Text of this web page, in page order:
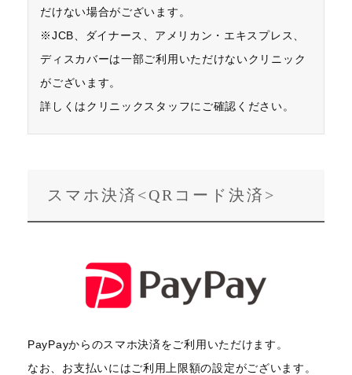
だけない場合がございます。
※JCB、ダイナース、アメリカン・エキスプレス、
ディスカバーは一部ご利用いただけないクリニック
がございます。
詳しくはクリニックスタッフにご確認ください。
スマホ決済<QRコード決済>
PayPayからのスマホ決済をご利用いただけます。
なお、お支払いにはご利用上限額の設定がございます。